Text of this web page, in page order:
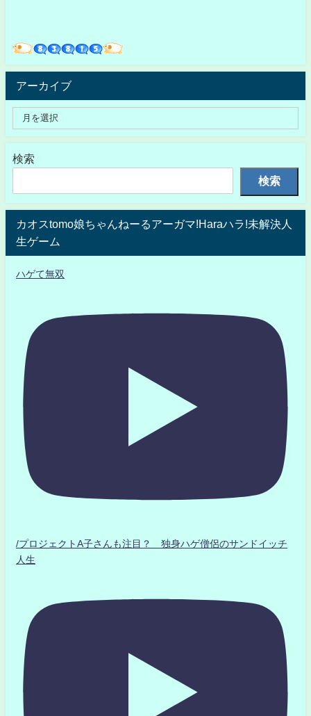
アーカイブ
検索
検索
カオスtomo娘ちゃんねーるアーガマ!Haraハラ!未解決人
生ゲーム
ハゲて無双
/プロジェクトA子さんも注目？ 独身ハゲ僧侶のサンドイッチ
人生